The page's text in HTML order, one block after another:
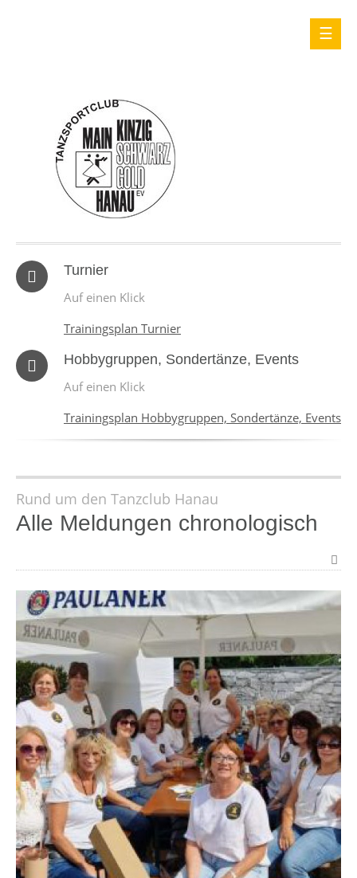
Turnier
Auf einen Klick
Trainingsplan Turnier
Hobbygruppen, Sondertänze, Events
Auf einen Klick
Trainingsplan Hobbygruppen, Sondertänze, Events
Rund um den Tanzclub Hanau
Alle Meldungen chronologisch